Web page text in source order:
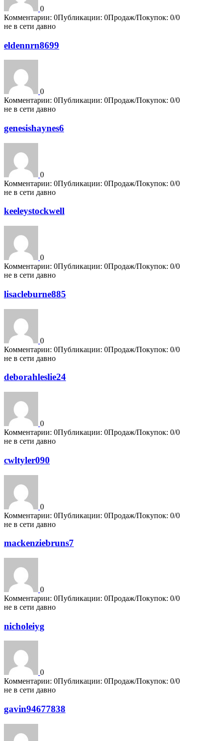
0
Комментарии: 0Публикации: 0Продаж/Покупок: 0/0
не в сети давно
eldennrn8699
0
Комментарии: 0Публикации: 0Продаж/Покупок: 0/0
не в сети давно
genesishaynes6
0
Комментарии: 0Публикации: 0Продаж/Покупок: 0/0
не в сети давно
keeleystockwell
0
Комментарии: 0Публикации: 0Продаж/Покупок: 0/0
не в сети давно
lisacleburne885
0
Комментарии: 0Публикации: 0Продаж/Покупок: 0/0
не в сети давно
deborahleslie24
0
Комментарии: 0Публикации: 0Продаж/Покупок: 0/0
не в сети давно
cwltyler090
0
Комментарии: 0Публикации: 0Продаж/Покупок: 0/0
не в сети давно
mackenziebruns7
0
Комментарии: 0Публикации: 0Продаж/Покупок: 0/0
не в сети давно
nicholeiyg
0
Комментарии: 0Публикации: 0Продаж/Покупок: 0/0
не в сети давно
gavin94677838